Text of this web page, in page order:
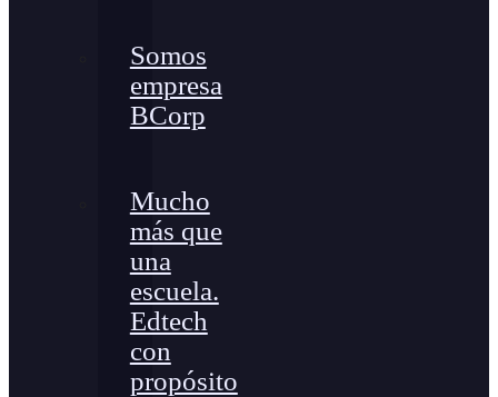
Somos
empresa
BCorp
Mucho
más que
una
escuela.
Edtech
con
propósito